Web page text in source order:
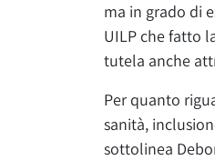
ma in grado di
UILP che fatto
tutela anche
Per quanto
sanità,
sottolinea